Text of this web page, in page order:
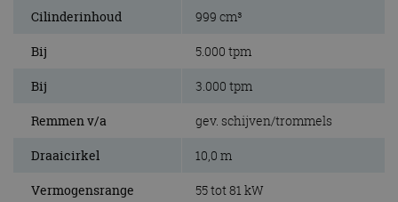
Cilinderinhoud 999 cm³
Bij 5.000 tpm
Bij 3.000 tpm
Remmen v/a gev. schijven/trommels
Draaicirkel 10,0 m
Vermogensrange 55 tot 81 kW